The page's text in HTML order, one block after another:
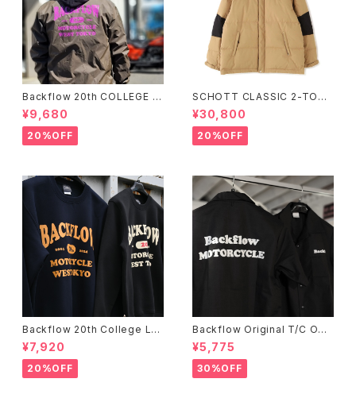
Backflow 20th COLLEGE C
OACH JACKET
¥9,680
20%OFF
SCHOTT CLASSIC 2-TONE
DOWN JACKET
¥30,800
20%OFF
Backflow 20th College Lo
go T/C Sweat
¥7,920
20%OFF
Backflow Original T/C Ope
n Collar S/S Work Shirt
¥5,775
30%OFF